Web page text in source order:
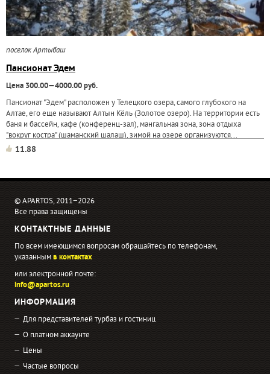
поселок Артыбаш
Пансионат Эдем
Цена 300.00—4000.00 руб.
Пансионат "Эдем" расположен у Телецкого озера, самого глубокого на
Алтае, его еще называют Алтын Кёль (Золотое озеро). На территории есть
баня и бассейн, кафе (конференц-зал), мангальная зона, зона отдыха
"вокруг костра" (шаманский шалаш), зимой на озере организуются...
11.88
© APARTOS, 2011−2026
Все права защищены
КОНТАКТНЫЕ ДАННЫЕ
По всем имеющимся вопросам обращайтесь по телефонам,
указаннымв контактах
или электронной почте:
info@apartos.ru
ИНФОРМАЦИЯ
Для представителей турбаз и гостиниц
О платном аккаунте
Цены
Частые вопросы